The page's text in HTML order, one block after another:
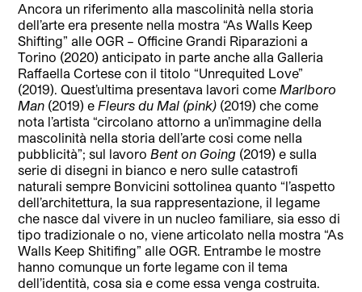
Ancora un riferimento alla mascolinità nella storia
dell’arte era presente nella mostra “As Walls Keep
Shifting” alle OGR – Officine Grandi Riparazioni a
Torino (2020) anticipato in parte anche alla Galleria
Raffaella Cortese con il titolo “Unrequited Love”
(2019). Quest’ultima presentava lavori comeMarlboro
Man (2019) eFleurs du Mal (pink) (2019) che come
nota l’artista “circolano attorno a un’immagine della
mascolinità nella storia dell’arte cosi come nella
pubblicità”; sul lavoroBent on Going (2019) e sulla
serie di disegni in bianco e nero sulle catastrofi
naturali sempre Bonvicini sottolinea quanto “l’aspetto
dell’architettura, la sua rappresentazione, il legame
che nasce dal vivere in un nucleo familiare, sia esso di
tipo tradizionale o no, viene articolato nella mostra “As
Walls Keep Shitifing” alle OGR. Entrambe le mostre
hanno comunque un forte legame con il tema
dell’identità, cosa sia e come essa venga costruita.